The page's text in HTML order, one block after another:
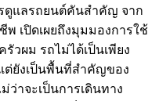
ดูแลรถยนต์คันสำคัญ จาก
เปิดเผยถึงมุมมองการใช้
วผม รถไม่ได้เป็นเพียง
ต่ยังเป็นพื้นที่สำคัญของ
าจะเป็นการเดินทาง